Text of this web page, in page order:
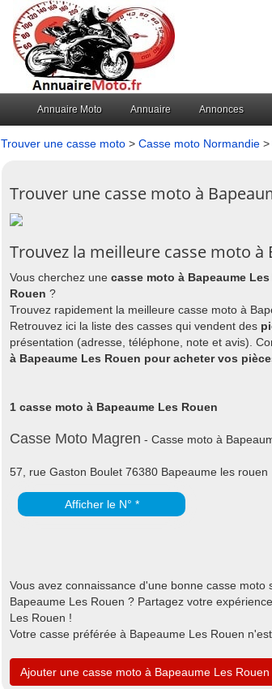
Annuaire Moto Annuaire Annonces
Trouver une casse moto > Casse moto Normandie >
Trouver une casse moto à
Trouvez la meilleure casse moto à
Vous cherchez une casse moto à Bapeaume Les
Rouen ?
Trouvez rapidement la meilleure casse moto à
Retrouvez ici la liste des casses qui vendent des
présentation (adresse, téléphone, note et avis).
à Bapeaume Les Rouen pour acheter vos
1 casse moto à Bapeaume Les Rouen
Casse Moto Magren - Casse moto à
57, rue Gaston Boulet 76380 Bapeaume les rouen
Afficher le N° *
Vous avez connaissance d'une bonne casse
Bapeaume Les Rouen ? Partagez votre
Les Rouen !
Votre casse préférée à Bapeaume Les Rouen
Ajouter une casse moto à Bapeaume Les Rouen